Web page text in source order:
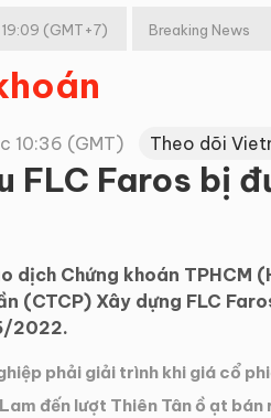
(GMT+7) Breaking News
10:36 (GMT) Theo dõi
FLC Faros bị
dịch Chứng khoán TPHCM
(CTCP) Xây dựng FLC
2022.
phải giải trình khi giá cổ
đến lượt Thiên Tân ồ ạt bán